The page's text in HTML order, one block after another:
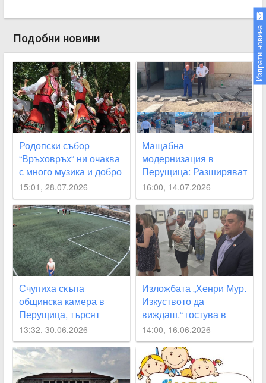
Подобни новини
Родопски събор
“Връховръх“ ни очаква
с много музика и добро
настроение
15:01, 28.07.2026
Мащабна
модернизация в
Перущица: Разширяват
новия водопровод и
започват
рехабилитация на
улиците
16:00, 14.07.2026
Счупиха скъпа
общинска камера в
Перущица, търсят
извършителя
13:32, 30.06.2026
Изложбата „Хенри Мур.
Изкуството да
виждаш.“ гостува в
Перущица и за първи
път в България
14:00, 16.06.2026
Изпрати новина